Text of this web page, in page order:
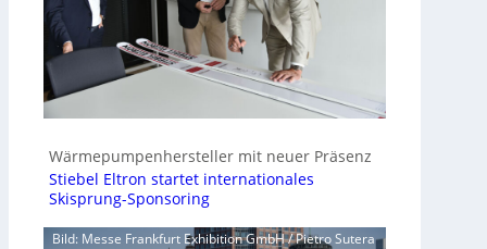
Wärmepumpenhersteller mit neuer Präsenz
Stiebel Eltron startet internationales
Skisprung-Sponsoring
Bild: Messe Frankfurt Exhibition GmbH / Pietro Sutera